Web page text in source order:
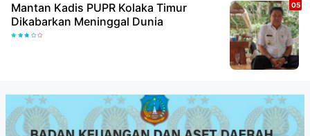
Mantan Kadis PUPR Kolaka Timur
Dikabarkan Meninggal Dunia